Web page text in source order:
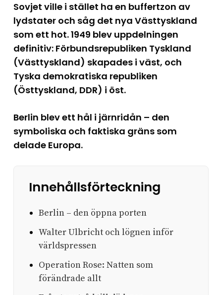
Sovjet ville i stället ha en buffertzon av
lydstater och såg det nya Västtyskland
som ett hot. 1949 blev uppdelningen
definitiv: Förbundsrepubliken Tyskland
(Västtyskland) skapades i väst, och
Tyska demokratiska republiken
(Östtyskland, DDR) i öst.
Berlin blev ett hål i järnridån – den
symboliska och faktiska gräns som
delade Europa.
Innehållsförteckning
Berlin – den öppna porten
Walter Ulbricht och lögnen inför
världspressen
Operation Rose: Natten som
förändrade allt